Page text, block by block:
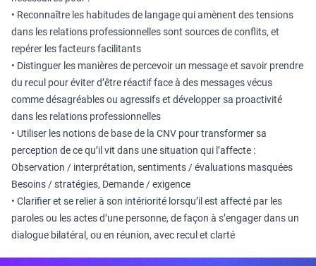
• Reconnaître les habitudes de langage qui amènent des tensions
dans les relations professionnelles sont sources de conflits, et
repérer les facteurs facilitants
• Distinguer les manières de percevoir un message et savoir prendre
du recul pour éviter d’être réactif face à des messages vécus
comme désagréables ou agressifs et développer sa proactivité
dans les relations professionnelles
• Utiliser les notions de base de la CNV pour transformer sa
perception de ce qu’il vit dans une situation qui l’affecte :
Observation / interprétation, sentiments / évaluations masquées
Besoins / stratégies, Demande / exigence
• Clarifier et se relier à son intériorité lorsqu’il est affecté par les
paroles ou les actes d’une personne, de façon à s’engager dans un
dialogue bilatéral, ou en réunion, avec recul et clarté